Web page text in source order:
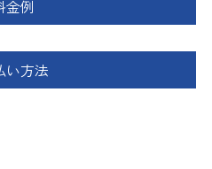
金例
い方法